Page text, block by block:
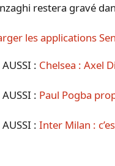
restera gravé
: Chelsea : Axel
: Paul Pogba
: Inter Milan :